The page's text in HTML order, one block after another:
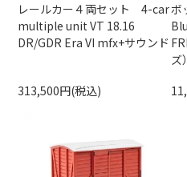
レールカー４両セット 4-car
multiple unit VT 18.16
DR/GDR Era VI mfx+サウンド
313,500円(税込)
ボ
ズ）